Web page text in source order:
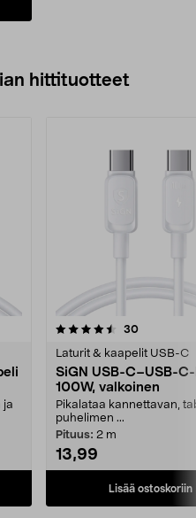
hittituotteet
ja
30arvostelut
Laturit & kaapelit USB-C
SiGN USB-C–USB-
100W, valkoinen
Pikalataa kannettavan,
puhelimen ...
Pituus: 2 m
13,99
Lisää ostoskoriin
4.5 viidestä